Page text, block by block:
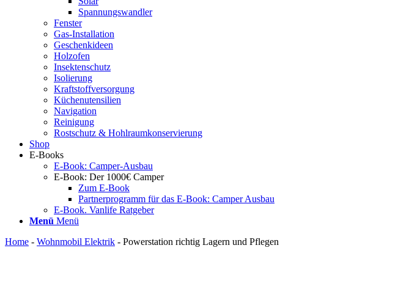
Spannungswandler
Fenster
Gas-Installation
Geschenkideen
Holzofen
Insektenschutz
Isolierung
Kraftstoffversorgung
Küchenutensilien
Navigation
Reinigung
Rostschutz & Hohlraumkonservierung
Shop
E-Books
E-Book: Camper-Ausbau
E-Book: Der 1000€ Camper
Zum E-Book
Partnerprogramm für das E-Book: Camper Ausbau
E-Book. Vanlife Ratgeber
Menü Menü
Home - Wohnmobil Elektrik - Powerstation richtig Lagern und Pflegen